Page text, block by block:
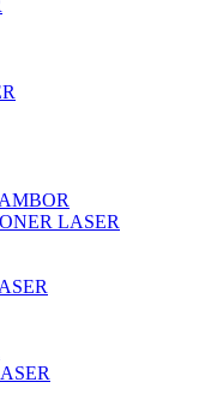
LASER